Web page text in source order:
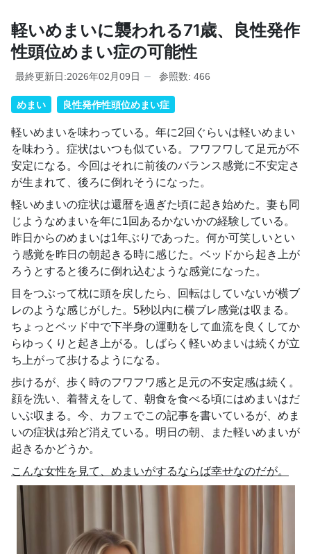
軽いめまいに襲われる71歳、良性発作
性頭位めまい症の可能性
最終更新日:2026年02月09日 参照数: 466
めまい 良性発作性頭位めまい症
軽いめまいを味わっている。年に2回ぐらいは軽いめまい
を味わう。症状はいつも似ている。フワフワして足元が不
安定になる。今回はそれに前後のバランス感覚に不安定さ
が生まれて、後ろに倒れそうになった。
軽いめまいの症状は還暦を過ぎた頃に起き始めた。妻も同
じようなめまいを年に1回あるかないかの経験している。
昨日からのめまいは1年ぶりであった。何か可笑しいとい
う感覚を昨日の朝起きる時に感じた。ベッドから起き上が
ろうとすると後ろに倒れ込むような感覚になった。
目をつぶって枕に頭を戻したら、回転はしていないが横ブ
レのような感じがした。5秒以内に横ブレ感覚は収まる。
ちょっとベッド中で下半身の運動をして血流を良くしてか
らゆっくりと起き上がる。しばらく軽いめまいは続くが立
ち上がって歩けるようになる。
歩けるが、歩く時のフワフワ感と足元の不安定感は続く。
顔を洗い、着替えをして、朝食を食べる頃にはめまいはだ
いぶ収まる。今、カフェでこの記事を書いているが、めま
いの症状は殆ど消えている。明日の朝、また軽いめまいが
起きるかどうか。
こんな女性を見て、めまいがするならば幸せなのだが。